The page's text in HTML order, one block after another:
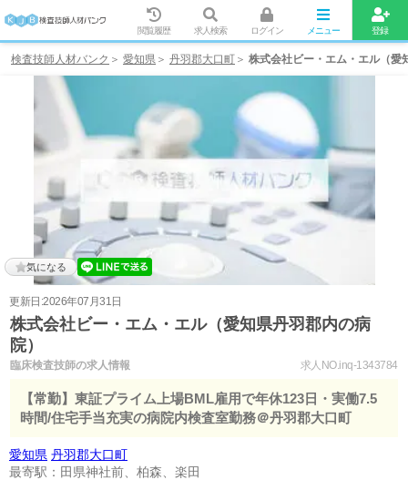
閲覧履歴 求人検索 ログイン メニュー 登録
検査技師人材バンク 愛知県 丹羽郡大口町 株式会社ビー・エム・エル（愛
気になる
更新日:2026年07月31日
株式会社ビー・エム・エル（愛知県丹羽郡内の病
院）
臨床検査技師の求人情報 求人NO.inq-1343784
【常勤】東証プライム上場BML雇用で年休123日・実働7.5
時間/住宅手当充実の病院内検査室勤務＠丹羽郡大口町
愛知県 丹羽郡大口町
最寄駅：田県神社前、柏森、楽田